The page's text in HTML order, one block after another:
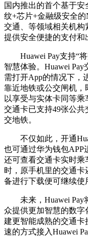
国内推出的首个基于
纹+芯片+金融级安全
交通、等领域相关机
提供安全便捷的支付和
Huawei Pay支持“将
智慧体验。Huawei
需打开App的情况下，
靠近地铁或公交闸机
以享受与实体卡同等乘
交通卡已支持49张公
交地铁。
不仅如此，开通
也可通过华为钱包APP
还可查看交通卡实时
时，原手机里的交通
备进行下载便可继续使
未来，Huawei Pay
众提供更加智慧的数字
建更智能成熟的交通
速的方式接入Huawei